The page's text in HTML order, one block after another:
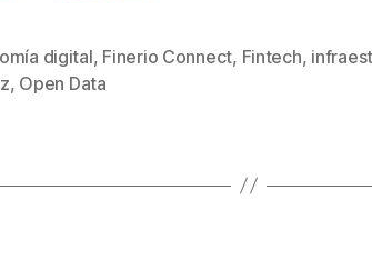
tt
er
ail er
e
m
digital, Finerio Connect, Fintech,
, Open Data